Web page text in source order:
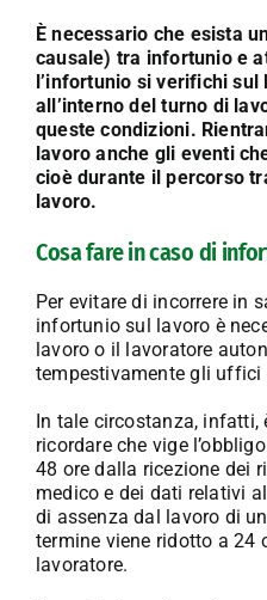
È necessario che esista
causale) tra infortunio e
l’infortunio si verifichi
all’interno del turno di
queste condizioni.
lavoro anche gli eventi
cioè durante il percorso
lavoro.
Cosa fare in caso di
Per evitare di incorrere in
infortunio sul lavoro è
lavoro o il lavoratore
tempestivamente gli uffici
In tale circostanza,
ricordare che vige
48 ore dalla ricezione dei
medico e dei dati relativi
di assenza dal lavoro di
termine viene ridotto a 24
lavoratore.